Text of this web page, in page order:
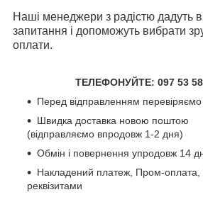
Наші менеджери з радістю дадуть
запитання і допоможуть вибрати
оплати.
ТЕЛЕФОНУЙТЕ: 097 53
Перед відправленням
Швидка доставка новою поштою
(відправляємо впродовж 1-2 дня)
Обмін і повернення упродовж 14
Накладений платеж, Пром-оплата,
реквізитами